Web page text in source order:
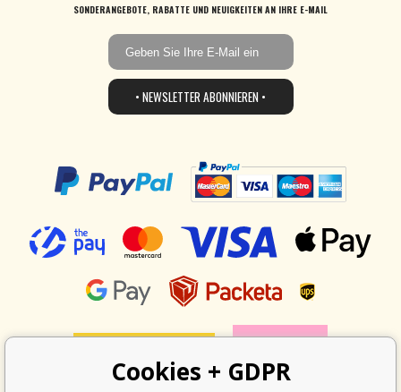
SONDERANGEBOTE, RABATTE UND NEUIGKEITEN AN IHRE E-MAIL
• NEWSLETTER ABONNIEREN •
Cookies + GDPR